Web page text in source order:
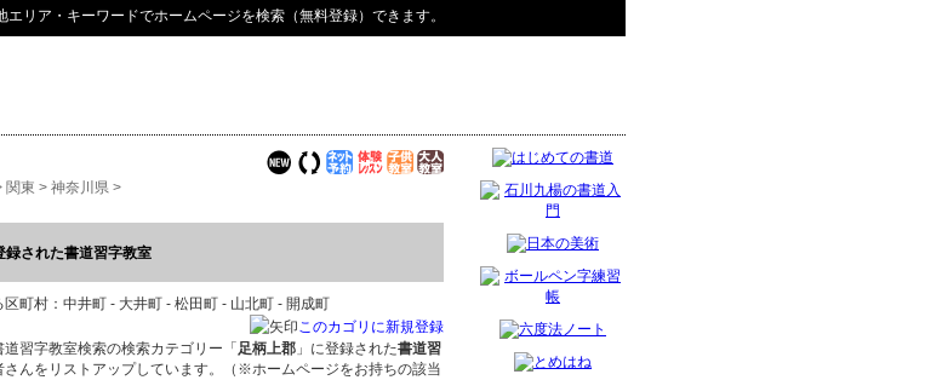
エリア・キーワードでホームページを検索（無料登録）できます。
関東 > 神奈川県 >
録された書道習字教室
区町村：中井町 - 大井町 - 松田町 - 山北町 - 開成町
このカゴリに新規登録
習字教室検索の検索カテゴリー「 足柄上郡 」に登録された書道習
さんをリストアップしています。（※ホームページをお持ちの該当